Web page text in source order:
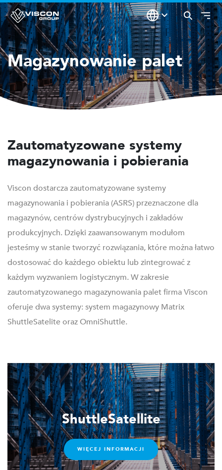
Magazynowanie palet
Zautomatyzowane systemy
magazynowania i pobierania
Viscon dostarcza zautomatyzowane systemy
magazynowania i pobierania (ASRS) przeznaczone dla
magazynów, centrów dystrybucyjnych i zakładów
produkcyjnych. Dzięki zaawansowanym modułom
jesteśmy w stanie tworzyć rozwiązania, które można łatwo
dostosować do każdego obiektu lub zintegrować z
każdym wyzwaniem logistycznym. W zakresie
zautomatyzowanego magazynowania palet firma Viscon
oferuje dwa systemy: system magazynowy Matrix
ShuttleSatelite oraz OmniShuttle.
ShuttleSatellite
WIĘCEJ INFORMACJI